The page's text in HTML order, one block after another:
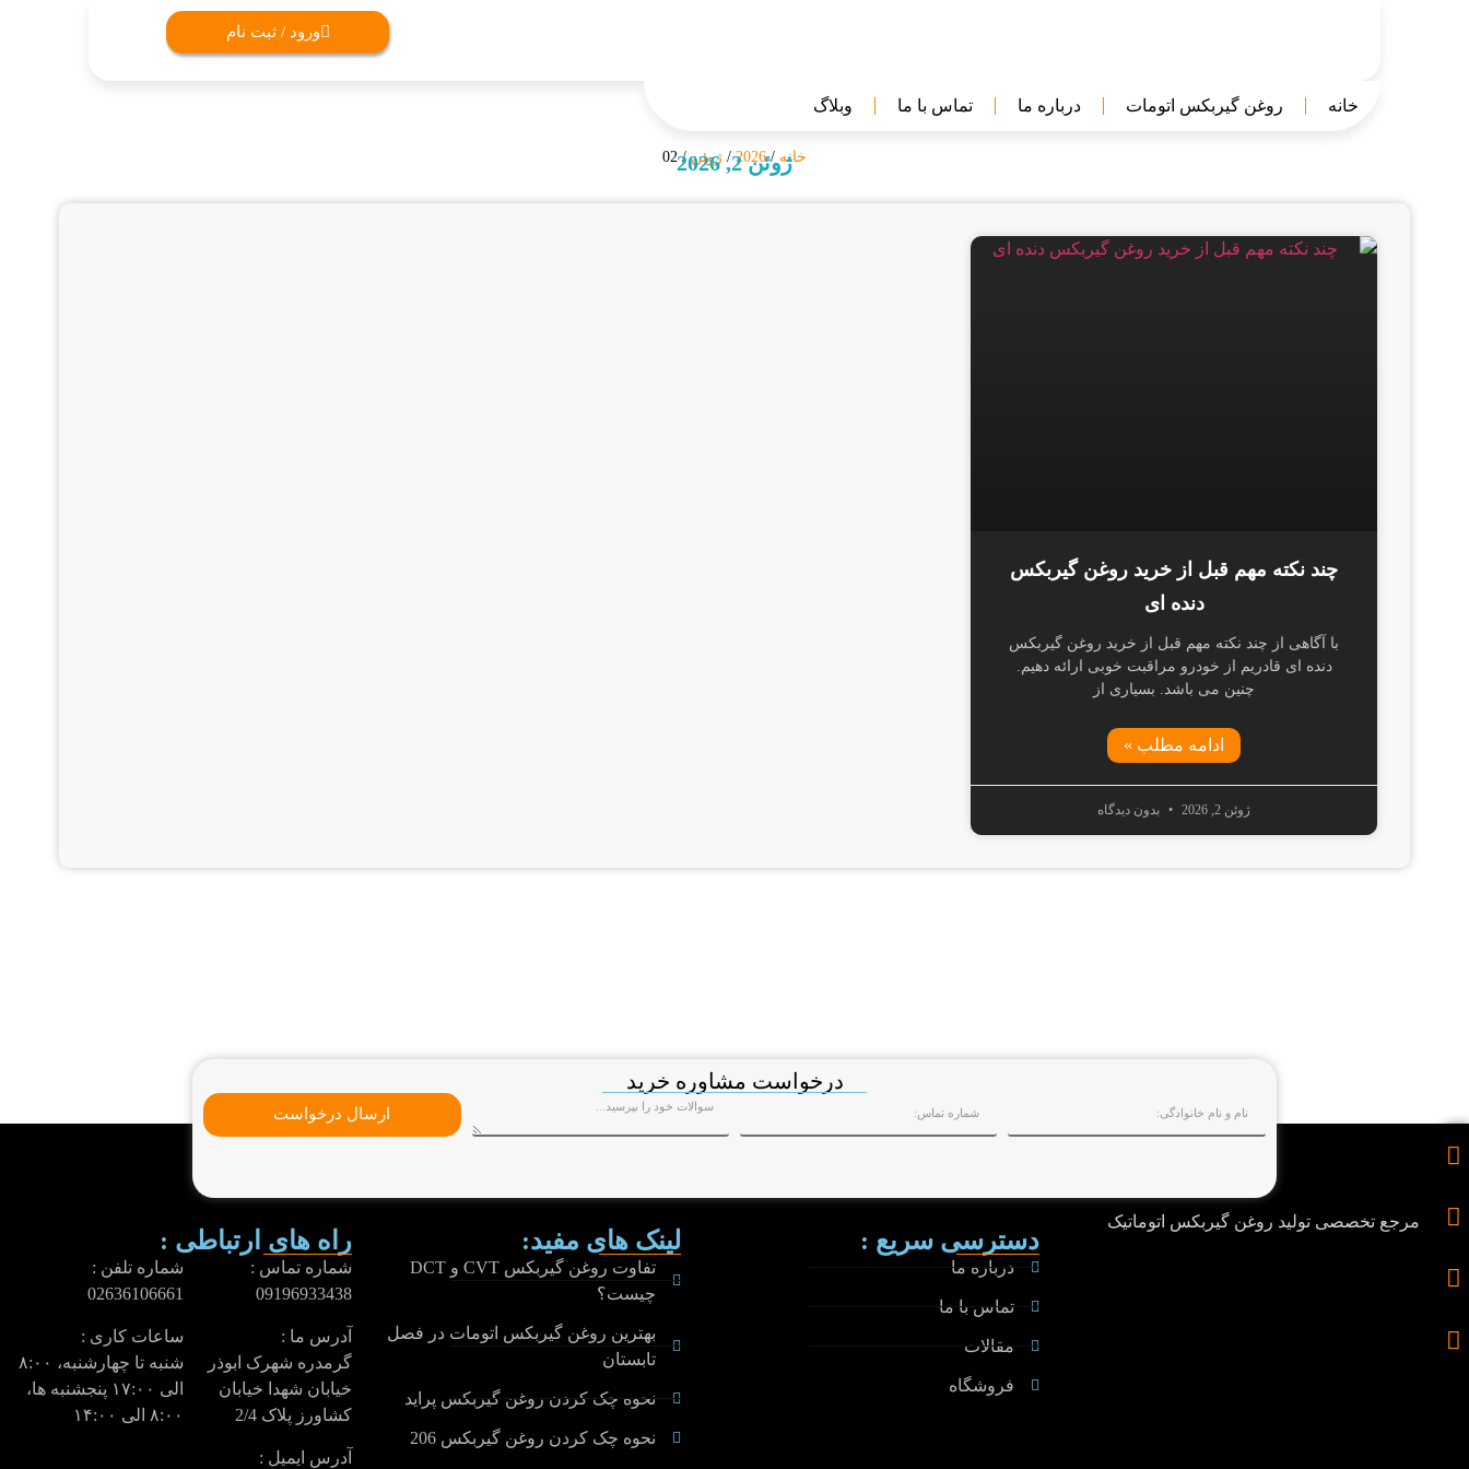
ورود / ثبت نام
خانه روغن گیربکس اتومات درباره ما تماس با ما وبلاگ
خانه /
2026
/ ژوئن/ 02 ژوئن 2, 2026
چند نکته مهم قبل از خرید روغن گیربکس
دنده ای
با آگاهی از چند نکته مهم قبل از خرید روغن گیربکس
دنده ای قادریم از خودرو مراقبت خوبی ارائه دهیم.
چنین می باشد. بسیاری از
ادامه مطلب »
ژوئن 2, 2026 بدون دیدگاه
درخواست مشاوره خرید
ارسال درخواست
مرجع تخصصی تولید روغن گیربکس اتوماتیک
دسترسی سریع :
درباره ما
تماس با ما
مقالات
فروشگاه
لینک های مفید:
تفاوت روغن گیربکس CVT و DCT
چیست؟
بهترین روغن گیربکس اتومات در فصل
تابستان
نحوه چک کردن روغن گیربکس پراید
نحوه چک کردن روغن گیربکس 206
راه های ارتباطی :
شماره تماس :
09196933438
آدرس ما :
گرمدره شهرک ابوذر
خیابان شهدا خیابان
کشاورز پلاک 2/4
آدرس ایمیل :
شماره تلفن :
02636106661
ساعات کاری :
شنبه تا چهارشنبه، ۸:۰۰
الی ۱۷:۰۰ پنجشنبه ها،
۸:۰۰ الی ۱۴:۰۰